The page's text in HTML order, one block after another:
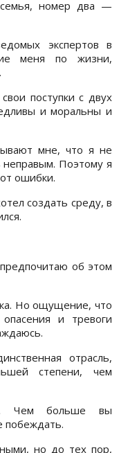
номер два —
экспертов в
меня по жизни,
поступки с двух
и моральны и
мне, что я не
неправым. Поэтому я
ошибки.
создать среду, в
об этом
Но ощущение, что
и тревоги
отрасль,
степени, чем
Чем больше вы
побеждать.
но до тех пор,